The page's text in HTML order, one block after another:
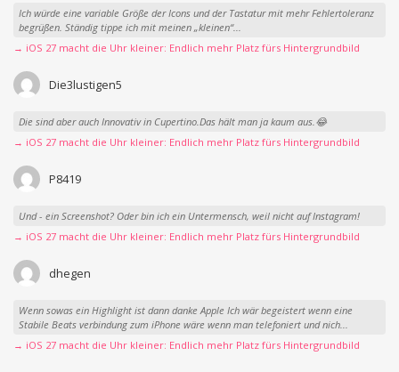
Ich würde eine variable Größe der Icons und der Tastatur mit mehr Fehlertoleranz
begrüßen. Ständig tippe ich mit meinen „kleinen“...
→ iOS 27 macht die Uhr kleiner: Endlich mehr Platz fürs Hintergrundbild
Die3lustigen5
Die sind aber auch Innovativ in Cupertino.Das hält man ja kaum aus.😂
→ iOS 27 macht die Uhr kleiner: Endlich mehr Platz fürs Hintergrundbild
P8419
Und - ein Screenshot? Oder bin ich ein Untermensch, weil nicht auf Instagram!
→ iOS 27 macht die Uhr kleiner: Endlich mehr Platz fürs Hintergrundbild
dhegen
Wenn sowas ein Highlight ist dann danke Apple Ich wär begeistert wenn eine
Stabile Beats verbindung zum iPhone wäre wenn man telefoniert und nich...
→ iOS 27 macht die Uhr kleiner: Endlich mehr Platz fürs Hintergrundbild